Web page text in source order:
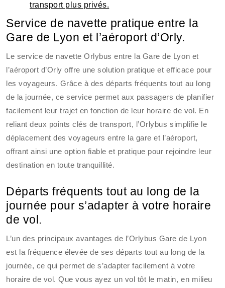
transport plus privés.
Service de navette pratique entre la
Gare de Lyon et l’aéroport d’Orly.
Le service de navette Orlybus entre la Gare de Lyon et
l’aéroport d’Orly offre une solution pratique et efficace pour
les voyageurs. Grâce à des départs fréquents tout au long
de la journée, ce service permet aux passagers de planifier
facilement leur trajet en fonction de leur horaire de vol. En
reliant deux points clés de transport, l’Orlybus simplifie le
déplacement des voyageurs entre la gare et l’aéroport,
offrant ainsi une option fiable et pratique pour rejoindre leur
destination en toute tranquillité.
Départs fréquents tout au long de la
journée pour s’adapter à votre horaire
de vol.
L’un des principaux avantages de l’Orlybus Gare de Lyon
est la fréquence élevée de ses départs tout au long de la
journée, ce qui permet de s’adapter facilement à votre
horaire de vol. Que vous ayez un vol tôt le matin, en milieu